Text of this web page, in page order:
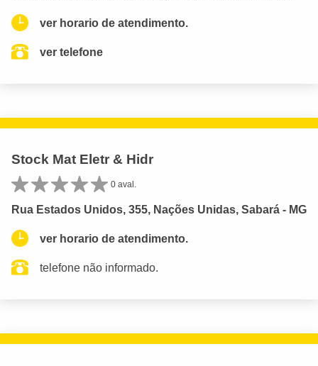
ver horario de atendimento.
ver telefone
Stock Mat Eletr & Hidr
0 aval.
Rua Estados Unidos, 355, Nações Unidas, Sabará - MG
ver horario de atendimento.
telefone não informado.